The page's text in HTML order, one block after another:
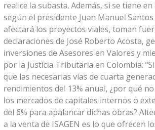
realice la subasta. Además, si se tiene
según el presidente Juan Manuel
afectará los proyectos viales, toman
declaraciones de José Roberto Acosta,
inversiones de Asesores en Valores y
por la Justicia Tributaria en Colombia:
que las necesarias vías de cuarta
rendimientos del 13% anual, ¿por qué
los mercados de capitales internos o
del 6% para apalancar dichas obras?
a la venta de ISAGEN es lo que ofrecen